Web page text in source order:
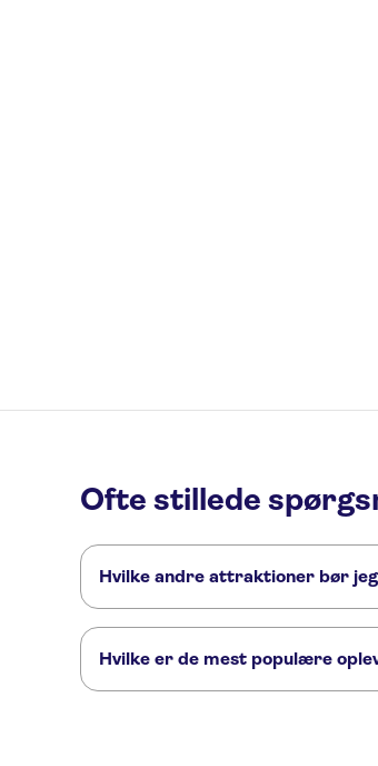
Ofte stillede
Hvilke andre attraktioner bør
Eiffeltårnet Versailles Slottet Seine River
Hvilke er de mest populære